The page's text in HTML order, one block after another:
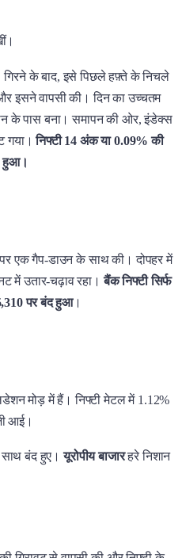
के बाद, इसे पिछले हफ़्ते के निचले
इसने वापसी की। दिन का उच्चतम
के पास बना। समापन की ओर, इंडेक्स
गया। निफ्टी 14 अंक या 0.09% की
हुआ।
एक गैप-डाउन के साथ की। दोपहर में
में उतार-चढ़ाव रहा। बैंक निफ्टी सिर्फ
पर बंद हुआ।
मोड़ में हैं। निफ्टी मेटल में 1.12%
आई।
बंद हुए।यूरोपीय बाजारहरे निशान